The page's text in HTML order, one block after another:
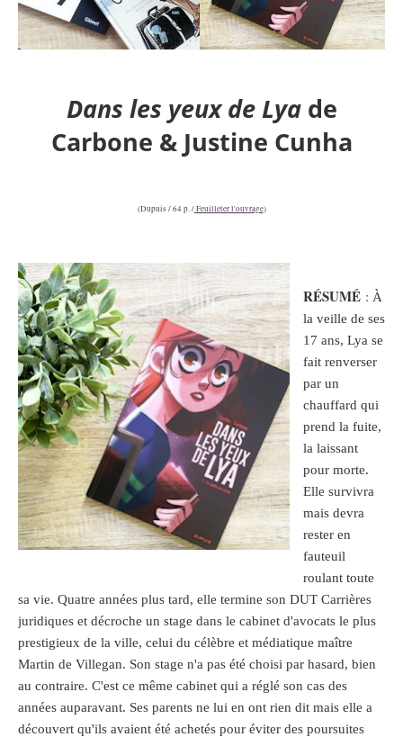
Dans les yeux de Lya de
Carbone & Justine Cunha
(Dupuis / 64 p. /Feuilleter l'ouvrage)
RÉSUMÉ : À
la veille de ses
17 ans, Lya se
fait renverser
par un
chauffard qui
prend la fuite,
la laissant
pour morte.
Elle survivra
mais devra
rester en
fauteuil
roulant toute
sa vie. Quatre années plus tard, elle termine son DUT Carrières
juridiques et décroche un stage dans le cabinet d'avocats le plus
prestigieux de la ville, celui du célèbre et médiatique maître
Martin de Villegan. Son stage n'a pas été choisi par hasard, bien
au contraire. C'est ce même cabinet qui a réglé son cas des
années auparavant. Ses parents ne lui en ont rien dit mais elle a
découvert qu'ils avaient été achetés pour éviter des poursuites